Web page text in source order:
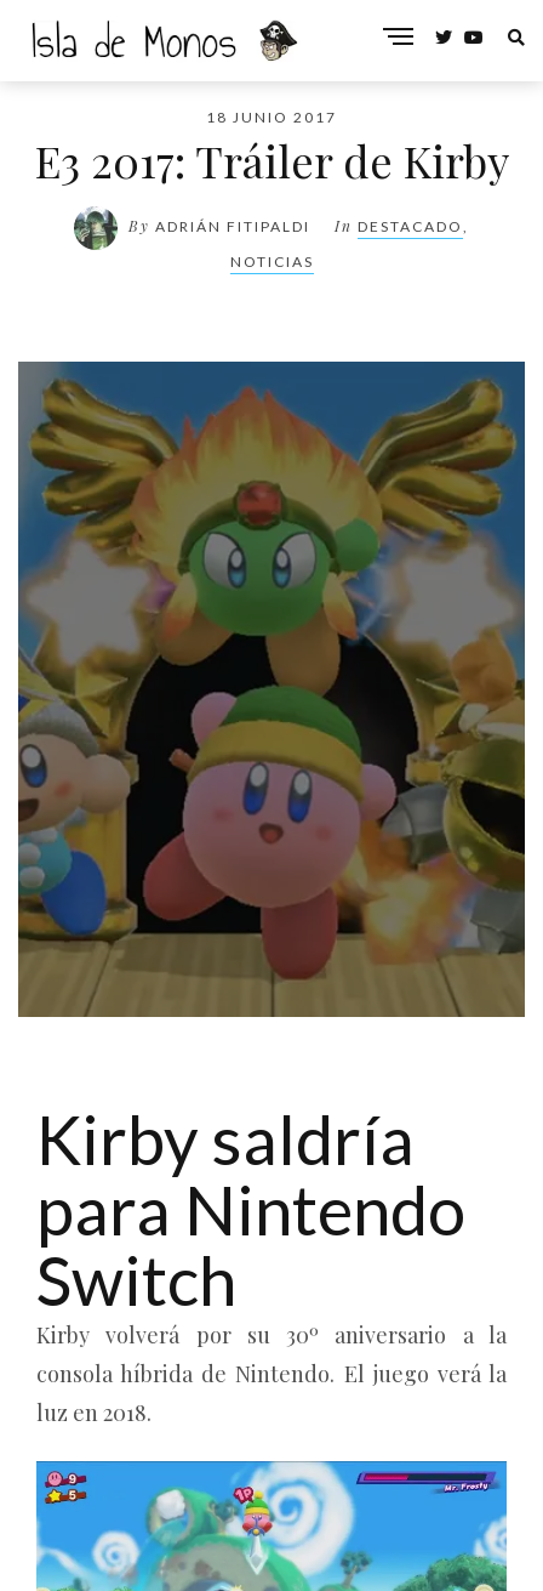
18 JUNIO 2017
E3 2017: Tráiler de Kirby
By ADRIÁN FITIPALDI In DESTACADO ,
NOTICIAS
Kirby saldría
para Nintendo
Switch
Kirby volverá por su 30º aniversario a la
consola híbrida de Nintendo. El juego verá la
luz en 2018.